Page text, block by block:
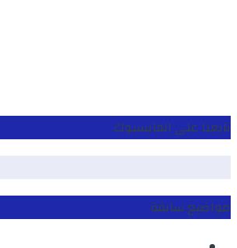
تابعنا على الفايسبوك
مواضيع سابقة